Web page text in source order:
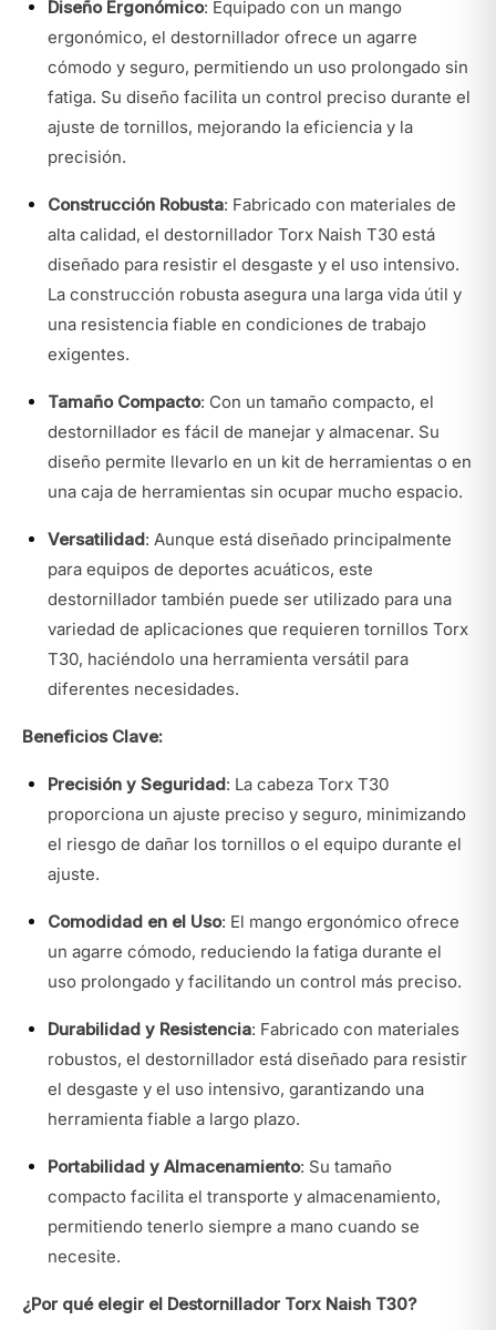
Diseño Ergonómico: Equipado con un mango
ergonómico, el destornillador ofrece un agarre
cómodo y seguro, permitiendo un uso prolongado sin
fatiga. Su diseño facilita un control preciso durante el
ajuste de tornillos, mejorando la eficiencia y la
precisión.
Construcción Robusta: Fabricado con materiales de
alta calidad, el destornillador Torx Naish T30 está
diseñado para resistir el desgaste y el uso intensivo.
La construcción robusta asegura una larga vida útil y
una resistencia fiable en condiciones de trabajo
exigentes.
Tamaño Compacto: Con un tamaño compacto, el
destornillador es fácil de manejar y almacenar. Su
diseño permite llevarlo en un kit de herramientas o en
una caja de herramientas sin ocupar mucho espacio.
Versatilidad: Aunque está diseñado principalmente
para equipos de deportes acuáticos, este
destornillador también puede ser utilizado para una
variedad de aplicaciones que requieren tornillos Torx
T30, haciéndolo una herramienta versátil para
diferentes necesidades.
Beneficios Clave:
Precisión y Seguridad: La cabeza Torx T30
proporciona un ajuste preciso y seguro, minimizando
el riesgo de dañar los tornillos o el equipo durante el
ajuste.
Comodidad en el Uso: El mango ergonómico ofrece
un agarre cómodo, reduciendo la fatiga durante el
uso prolongado y facilitando un control más preciso.
Durabilidad y Resistencia: Fabricado con materiales
robustos, el destornillador está diseñado para resistir
el desgaste y el uso intensivo, garantizando una
herramienta fiable a largo plazo.
Portabilidad y Almacenamiento: Su tamaño
compacto facilita el transporte y almacenamiento,
permitiendo tenerlo siempre a mano cuando se
necesite.
¿Por qué elegir el Destornillador Torx Naish T30?